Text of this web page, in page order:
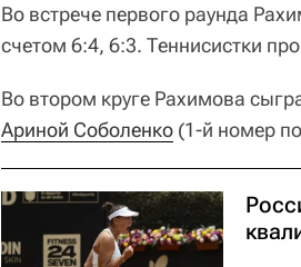
Во встрече первого раунда
счетом 6:4, 6:3. Теннисистки
Во втором круге Рахимова
Ариной Соболенко (1-й номер